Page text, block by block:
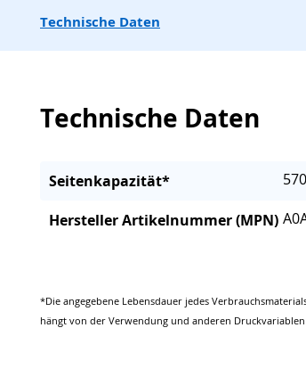
Technische Daten
Technische Daten
Seitenkapazität*
Hersteller Artikelnummer (MPN)
*Die angegebene Lebensdauer jedes
hängt von der Verwendung und anderen